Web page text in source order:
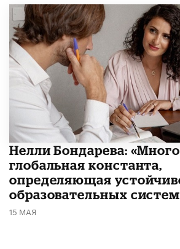
​Нелли Бондарева:
глобальная константа,
определяющая
образовательных систем
15 МАЯ